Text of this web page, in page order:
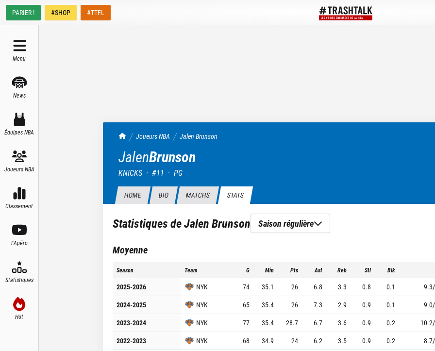
PARIER ! #SHOP #TTFL
Menu
News
Équipes NBA
Joueurs NBA
Classement
L'Apéro
Statistiques
Hot
TrashTalk Actu NBA
Joueurs NBA Jalen Brunson
JalenBrunson
KNICKS · #11 · PG
HOME BIO MATCHS STATS
Statistiques deJalen Brunson Saison régulière
Moyenne
Season Team G Min Pts Ast Reb Stl Blk
2025-2026 NYK 74 35.1 26 6.8 3.3 0.8 0.1
2024-2025
NYK 65 35.4 26 7.3 2.9 0.9 0.1
2023-2024
NYK 77 35.4 28.7 6.7 3.6 0.9 0.2
2022-2023
NYK 68 34.9 24 6.2 3.5 0.9 0.2